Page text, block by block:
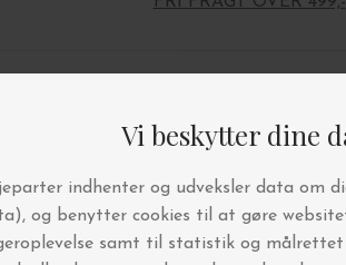
Andre købte også